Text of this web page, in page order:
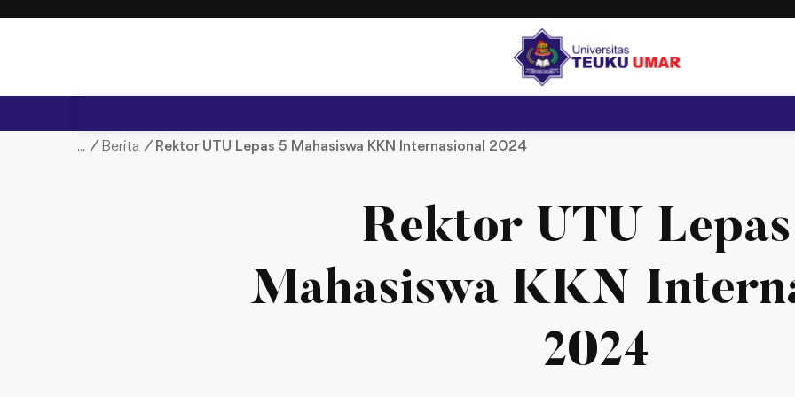
t
/ Berita / Rektor UTU Lepas 5 Mahasiswa KKN Internasional 2024
Rektor UTU
Mahasiswa KKN
2024